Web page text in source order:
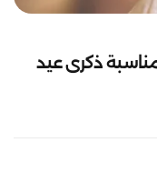
ذكرى عيد